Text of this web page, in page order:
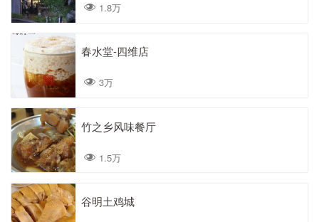
1.8万
春水堂-四维店
3万
竹之乡风味餐厅
1.5万
谷明土鸡城